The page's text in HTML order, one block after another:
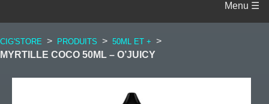
CIG'STORE > PRODUITS > 50ML ET + >
MYRTILLE COCO 50ML – O’JUICY